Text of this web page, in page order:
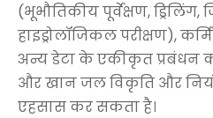
(भूभौतिकीय पूर्वेक्षण,
हाइड्रोलॉजिकल परीक्षण),
अन्य डेटा के एकीकृत प्रबंधन
और खान जल विकृति और
एहसास कर सकता है।